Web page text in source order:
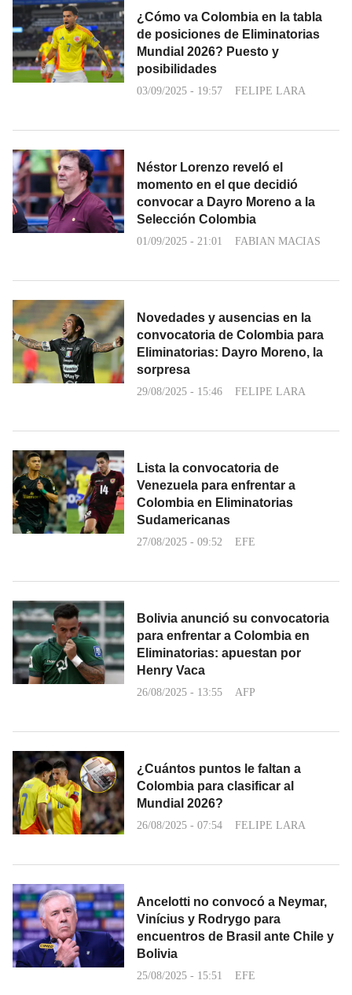
¿Cómo va Colombia en la tabla
de posiciones de Eliminatorias
Mundial 2026? Puesto y
posibilidades
03/09/2025 - 19:57 FELIPE LARA
Néstor Lorenzo reveló el
momento en el que decidió
convocar a Dayro Moreno a la
Selección Colombia
01/09/2025 - 21:01 FABIAN MACIAS
Novedades y ausencias en la
convocatoria de Colombia para
Eliminatorias: Dayro Moreno, la
sorpresa
29/08/2025 - 15:46 FELIPE LARA
Lista la convocatoria de
Venezuela para enfrentar a
Colombia en Eliminatorias
Sudamericanas
27/08/2025 - 09:52 EFE
Bolivia anunció su convocatoria
para enfrentar a Colombia en
Eliminatorias: apuestan por
Henry Vaca
26/08/2025 - 13:55 AFP
¿Cuántos puntos le faltan a
Colombia para clasificar al
Mundial 2026?
26/08/2025 - 07:54 FELIPE LARA
Ancelotti no convocó a Neymar,
Vinícius y Rodrygo para
encuentros de Brasil ante Chile y
Bolivia
25/08/2025 - 15:51 EFE